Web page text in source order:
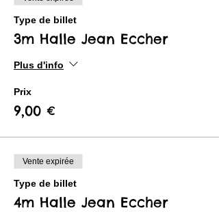
Type de billet
3m Halle Jean Eccher
Plus d'info
Prix
9,00 €
Vente expirée
Type de billet
4m Halle Jean Eccher